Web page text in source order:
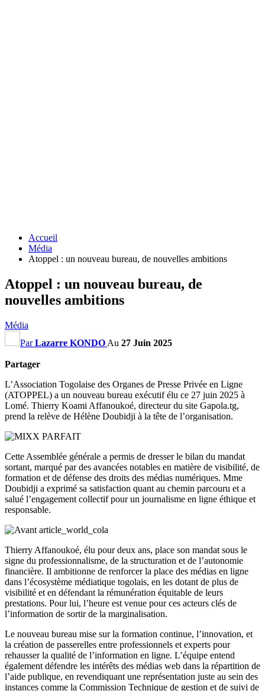
Accueil
Média
Atoppel : un nouveau bureau, de nouvelles ambitions
Atoppel : un nouveau bureau, de
nouvelles ambitions
Média
ParLazarre KONDO Au 27 Juin 2025
Partager
L’Association Togolaise des Organes de Presse Privée en Ligne
(ATOPPEL) a un nouveau bureau exécutif élu ce 27 juin 2025 à
Lomé. Thierry Koami Affanoukoé, directeur du site Gapola.tg,
prend la relève de Hélène Doubidji à la tête de l’organisation.
Cette Assemblée générale a permis de dresser le bilan du mandat
sortant, marqué par des avancées notables en matière de visibilité, de
formation et de défense des droits des médias numériques. Mme
Doubidji a exprimé sa satisfaction quant au chemin parcouru et a
salué l’engagement collectif pour un journalisme en ligne éthique et
responsable.
Thierry Affanoukoé, élu pour deux ans, place son mandat sous le
signe du professionnalisme, de la structuration et de l’autonomie
financière. Il ambitionne de renforcer la place des médias en ligne
dans l’écosystème médiatique togolais, en les dotant de plus de
visibilité et en défendant la rémunération équitable de leurs
prestations. Pour lui, l’heure est venue pour ces acteurs clés de
l’information de sortir de la marginalisation.
Le nouveau bureau mise sur la formation continue, l’innovation, et
la création de passerelles entre professionnels et experts pour
rehausser la qualité de l’information en ligne. L’équipe entend
également défendre les intérêts des médias web dans la répartition de
l’aide publique, en revendiquant une représentation juste au sein des
instances comme la Commission Technique de gestion et de suivi de